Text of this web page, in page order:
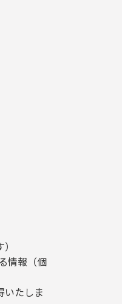
情報（個
たしま